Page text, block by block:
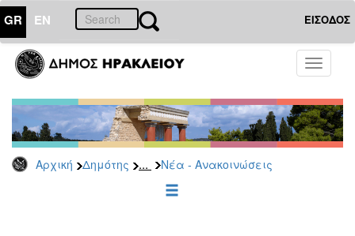
GR EN ΕΙΣΟΔΟΣ
Toggle
Αρχική Δημότης ... Νέα - Ανακοινώσεις
ΔΗΜΟΤΗΣ
Πολιτική
Νέα
-
Ανακοινώσεις